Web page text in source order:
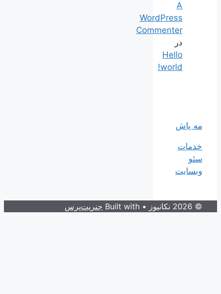
A
WordPress
Commenter
در
Hello
world!
مه پاش
خدمات
سئو
وبسایت
© 2026 نکانیوز • Built with جنریت‌پرس